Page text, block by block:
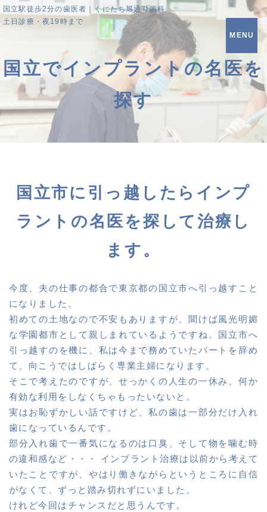
国立駅徒歩2分の歯医者｜くにたち旭通り歯科
土日診療・夜19時まで
MENU
国立でインプラントの名医を
探す
国立市に引っ越したらインプ
ラントの名医を探して治療し
ます。
今度、夫の仕事の都合で東京都の国立市へ引っ越すこと
になりました。
初めての土地なので不安もありますが、聞けば風光明媚
な学園都市として親しまれているようですね。国立市へ
引っ越すのを機に、私は今まで務めていたパートを辞め
て、向こうではしばらく専業主婦になります。
そこで考えたのですが、せっかくの人生の一休み、何か
有効な利用をしなくちゃもったいないと。
実はお恥ずかしい話ですけど、私の歯は一部分だけ入れ
歯になっているんです。
部分入れ歯で一番気になるのは口臭、そして物を噛む時
の違和感など・・・ インプラント治療は以前から考えて
いたことですが、やはり働きながらというところに自信
がなくて、ずっと踏み切れずにいました。
けれど今回はチャンスだと思うんです。